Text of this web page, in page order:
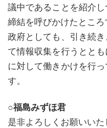
議中であることを紹介
締結を呼びかけたところ
政府としても、引き続
て情報収集を行うとと
に対して働きかけを行
す。
○福島みずほ君
是非よろしくお願いいた